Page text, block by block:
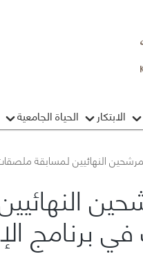
الابتكار الحياة الجامعية
النهائيين لمسابقة
برنامج